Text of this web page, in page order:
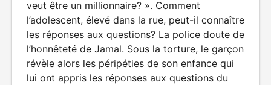
veut être un millionnaire? ». Comment
l’adolescent, élevé dans la rue, peut-il connaître
les réponses aux questions? La police doute de
l’honnêteté de Jamal. Sous la torture, le garçon
révèle alors les péripéties de son enfance qui
lui ont appris les réponses aux questions du